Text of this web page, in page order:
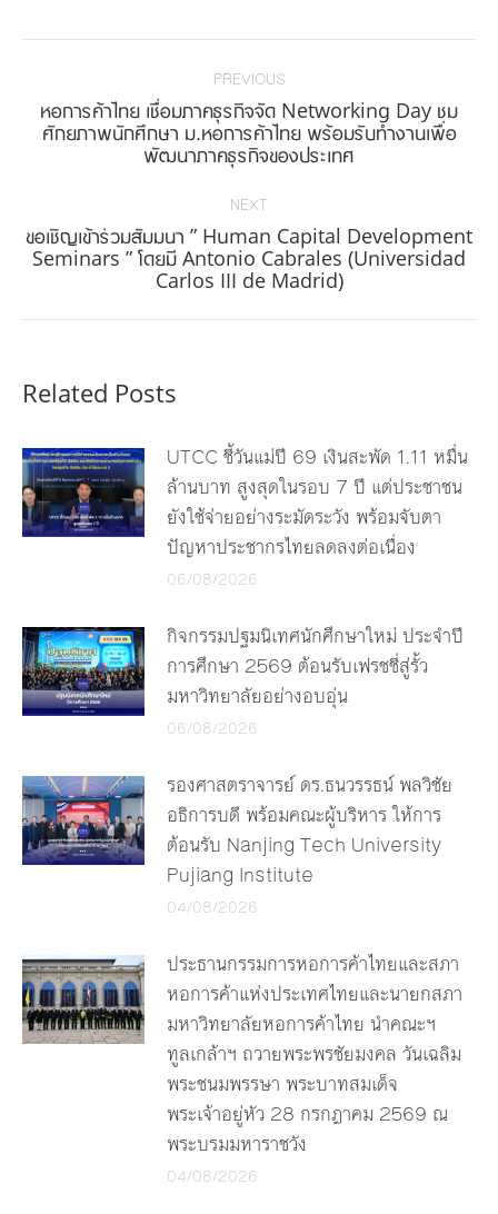
navigation
PREVIOUS
Previous
post:
หอการค้าไทย เชื่อมภาคธุรกิจจัด Networking Day ชม
ศักยภาพนักศึกษา ม.หอการค้าไทย พร้อมรับทำงานเพื่อ
พัฒนาภาคธุรกิจของประเทศ
NEXT
Next
post:
ขอเชิญเข้าร่วมสัมมนา ” Human Capital Development
Seminars ” โดยมี Antonio Cabrales (Universidad
Carlos III de Madrid)
Related Posts
UTCC ชี้วันแม่ปี 69 เงินสะพัด 1.11 หมื่น
ล้านบาท สูงสุดในรอบ 7 ปี แต่ประชาชน
ยังใช้จ่ายอย่างระมัดระวัง พร้อมจับตา
ปัญหาประชากรไทยลดลงต่อเนื่อง
06/08/2026
กิจกรรมปฐมนิเทศนักศึกษาใหม่ ประจำปี
การศึกษา 2569 ต้อนรับเฟรชชี่สู่รั้ว
มหาวิทยาลัยอย่างอบอุ่น
06/08/2026
รองศาสตราจารย์ ดร.ธนวรรธน์ พลวิชัย
อธิการบดี พร้อมคณะผู้บริหาร ให้การ
ต้อนรับ Nanjing Tech University
Pujiang Institute
04/08/2026
ประธานกรรมการหอการค้าไทยและสภา
หอการค้าแห่งประเทศไทยและนายกสภา
มหาวิทยาลัยหอการค้าไทย นำคณะฯ
ทูลเกล้าฯ ถวายพระพรชัยมงคล วันเฉลิม
พระชนมพรรษา พระบาทสมเด็จ
พระเจ้าอยู่หัว 28 กรกฎาคม 2569 ณ
พระบรมมหาราชวัง
04/08/2026